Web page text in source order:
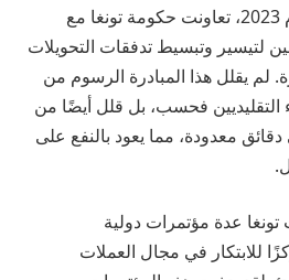
على سبيل المثال، في عام 2023، تعاونت حكومة تونغا مع
لتيسير وتبسيط تدفقات التحويلات
لم يقلل هذا المبادرة الرسوم من
فحسب، بل قلل أيضًا من
معدودة، مما يعود بالنفع على
عدة مؤتمرات دولية
للابتكار في مجال العملات